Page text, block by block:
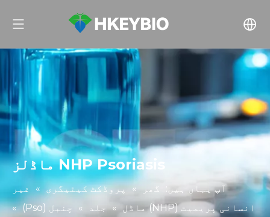
NHP Psoriasis ماڈلز
آپ یہاں ہیں: گھر » پروڈکٹ کیٹیگری »
غیر
انسانی پریمیٹ (NHP) ماڈل
» جلد » چنبل (Pso)
»